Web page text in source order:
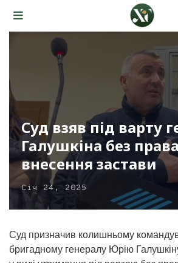
Суд взяв під варту
Галушкіна без права
внесення застави
Січ 24, 2025
Суд призначив колишньому
бригадному генералу Юрію